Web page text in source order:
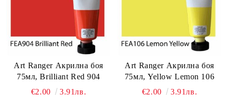
Art Ranger Акрилна боя
75мл, Brilliant Red 904
€2.00
3.91лв.
Art Ranger Акрилна боя
75мл, Yellow Lemon 106
€2.00
3.91лв.